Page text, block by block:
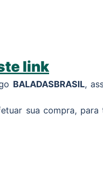
link
BALADASBRASIL,
sua compra, para